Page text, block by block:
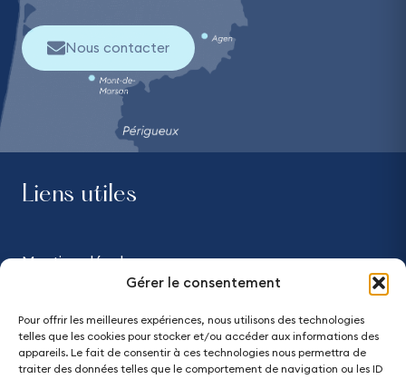
Gérer le consentement
Pour offrir les meilleures expériences, nous utilisons des technologies
telles que les cookies pour stocker et/ou accéder aux informations des
appareils. Le fait de consentir à ces technologies nous permettra de
traiter des données telles que le comportement de navigation ou les ID
Nous contacter
Liens utiles
Mentions légales
Accessibilité - partiellement conforme